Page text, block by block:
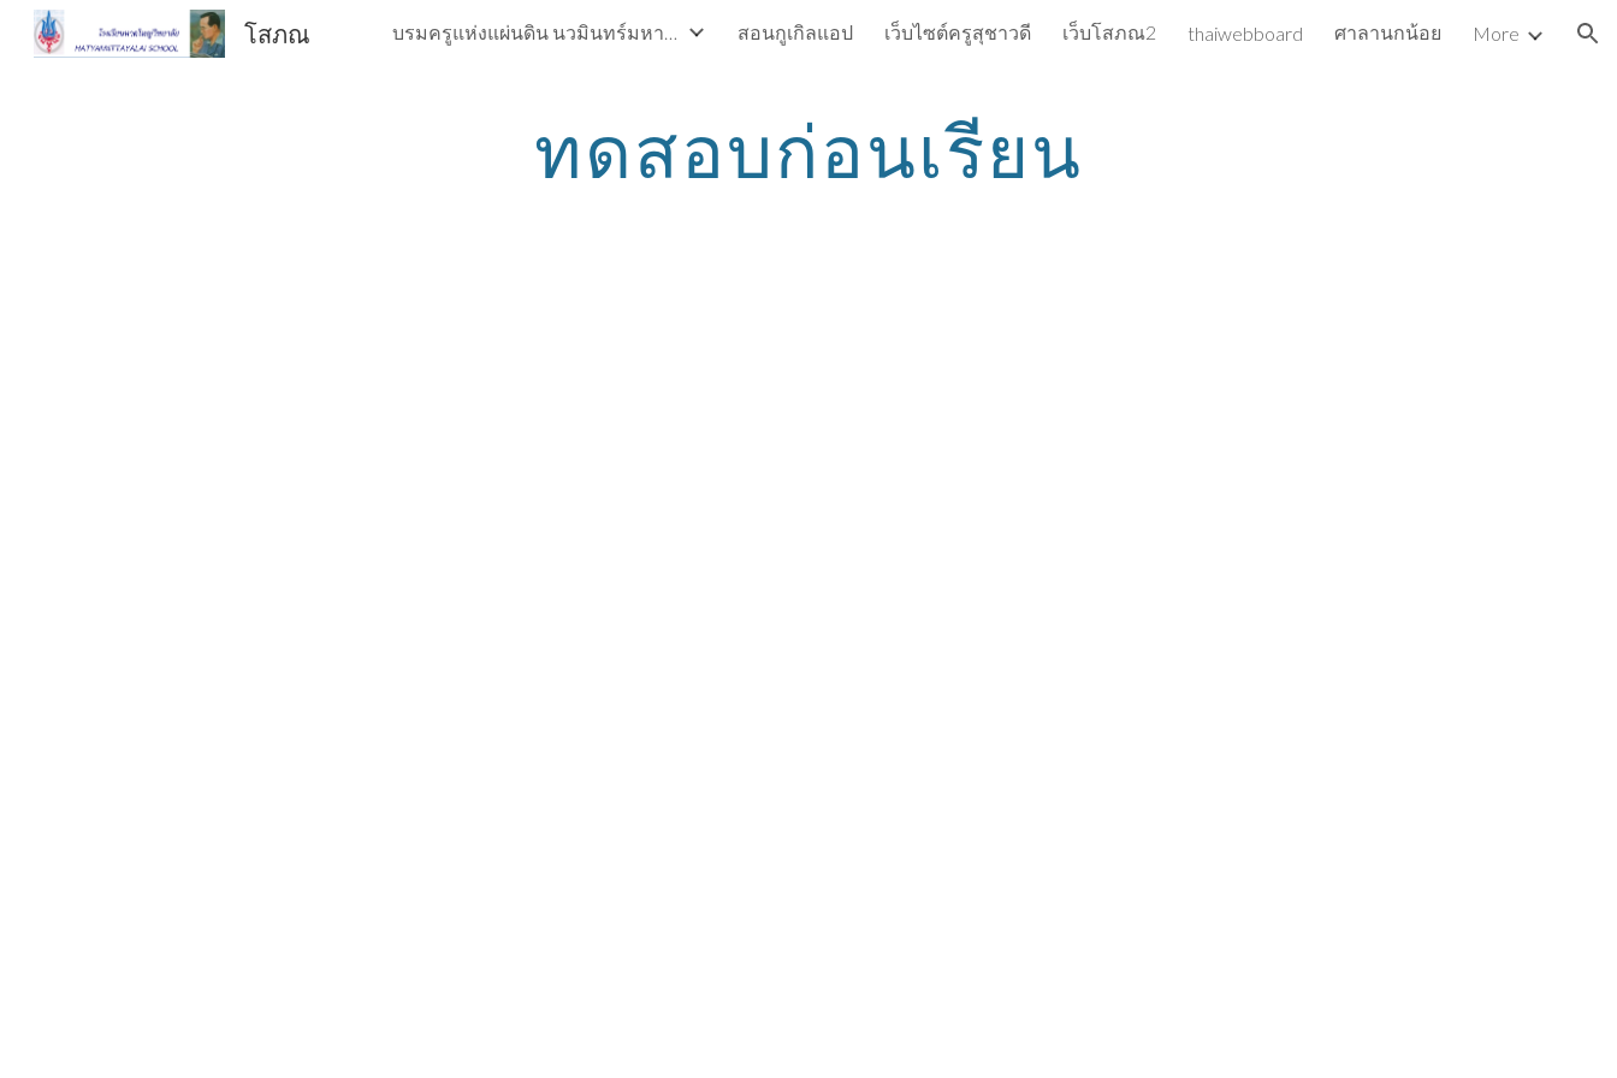
Skip to main content Skip to navigation
โสภณ บรมครูแห่งแผ่นดิน นวมินทร์มหาราชา สอนกูเกิลแอป เว็บไซต์ครูสุชาวดี เว็บโสภณ2 thaiwebboard ศาลานกน้อย More
ทดสอบก่อนเรียน